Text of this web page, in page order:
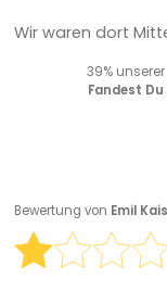
Wir waren dort Mitte
39%
Fandest
Bewertung von Emil